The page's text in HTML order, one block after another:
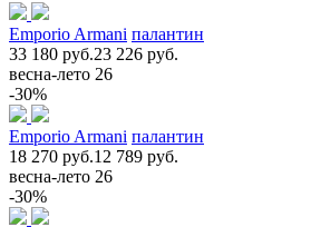
Emporio Armani палантин
33 180 руб.23 226 руб.
весна-лето 26
-30%
Emporio Armani палантин
18 270 руб.12 789 руб.
весна-лето 26
-30%